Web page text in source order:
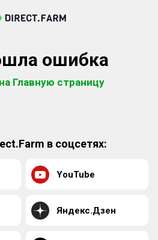
ошибка
Главную страницу
в соцсетях:
YouTube
Яндекс.Дзен